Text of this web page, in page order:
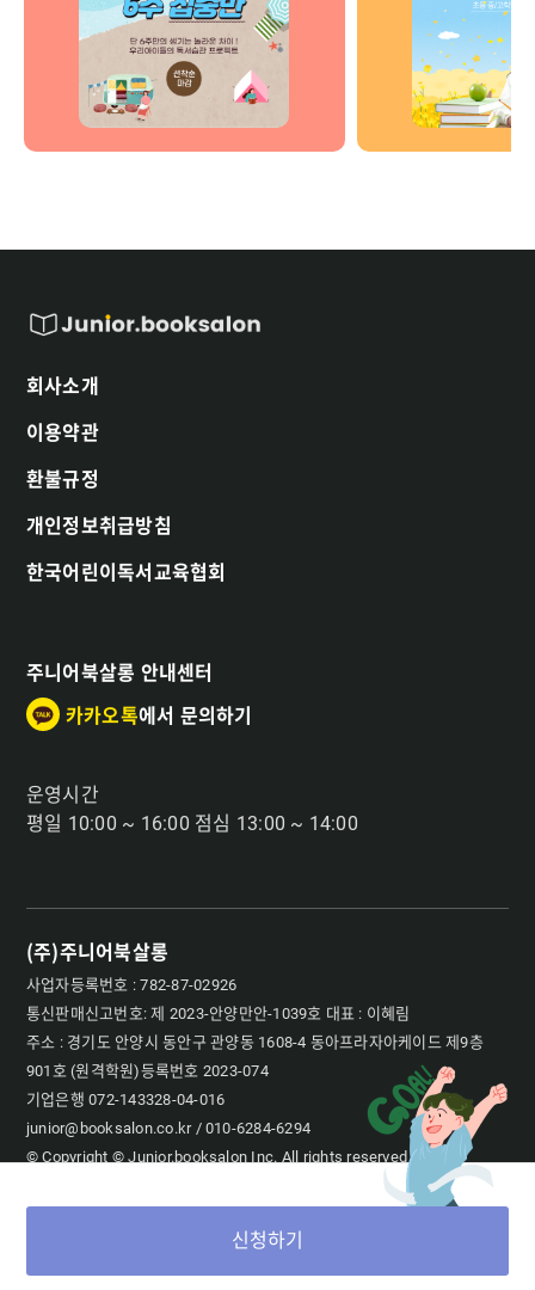
신청하기
회사소개
이용약관
환불규정
개인정보취급방침
한국어린이독서교육협회
주니어북살롱 안내센터
카카오톡에서 문의하기
운영시간
평일 10:00 ~ 16:00 점심 13:00 ~ 14:00
(주)주니어북살롱
사업자등록번호 : 782-87-02926
통신판매신고번호: 제 2023-안양만안-1039호 대표 : 이혜림
주소 : 경기도 안양시 동안구 관양동 1608-4 동아프라자아케이드 제9층
901호 (원격학원)등록번호 2023-074
기업은행 072-143328-04-016
junior@booksalon.co.kr / 010-6284-6294
© Copyright © Junior.booksalon Inc. All rights reserved